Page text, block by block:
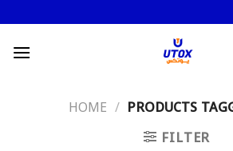
to
content
HOME / PRODUCTS
FILTER